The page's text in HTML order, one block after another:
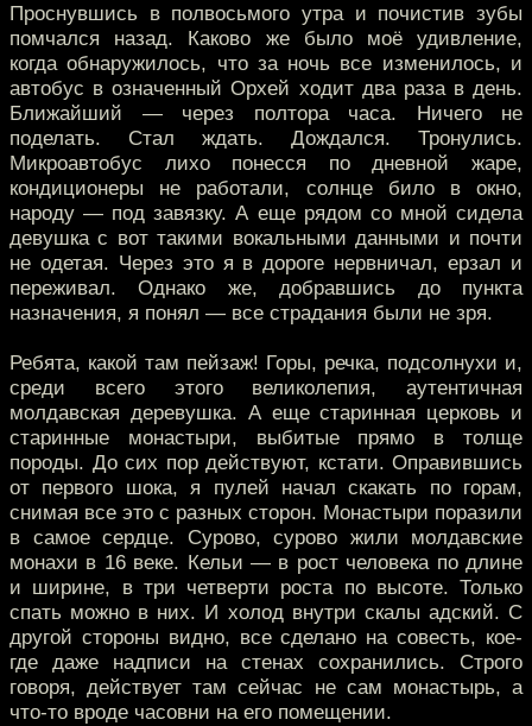
Проснувшись в полвосьмого утра и почистив зубы
помчался назад. Каково же было моё удивление,
когда обнаружилось, что за ночь все изменилось, и
автобус в означенный Орхей ходит два раза в день.
Ближайший — через полтора часа. Ничего не
поделать. Стал ждать. Дождался. Тронулись.
Микроавтобус лихо понесся по дневной жаре,
кондиционеры не работали, солнце било в окно,
народу — под завязку. А еще рядом со мной сидела
девушка с вот такими вокальными данными и почти
не одетая. Через это я в дороге нервничал, ерзал и
переживал. Однако же, добравшись до пункта
назначения, я понял — все страдания были не зря.
Ребята, какой там пейзаж! Горы, речка, подсолнухи и,
среди всего этого великолепия, аутентичная
молдавская деревушка. А еще старинная церковь и
старинные монастыри, выбитые прямо в толще
породы. До сих пор действуют, кстати. Оправившись
от первого шока, я пулей начал скакать по горам,
снимая все это с разных сторон. Монастыри поразили
в самое сердце. Сурово, сурово жили молдавские
монахи в 16 веке. Кельи — в рост человека по длине
и ширине, в три четверти роста по высоте. Только
спать можно в них. И холод внутри скалы адский. С
другой стороны видно, все сделано на совесть, кое-
где даже надписи на стенах сохранились. Строго
говоря, действует там сейчас не сам монастырь, а
что-то вроде часовни на его помещении.